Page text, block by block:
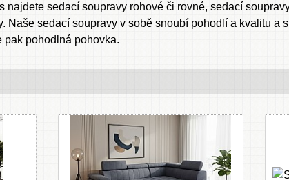
sedací soupravy rohové či rovné, sedací
sedací soupravy v sobě snoubí pohodlí a kvalitu a
pak pohodlná pohovka.